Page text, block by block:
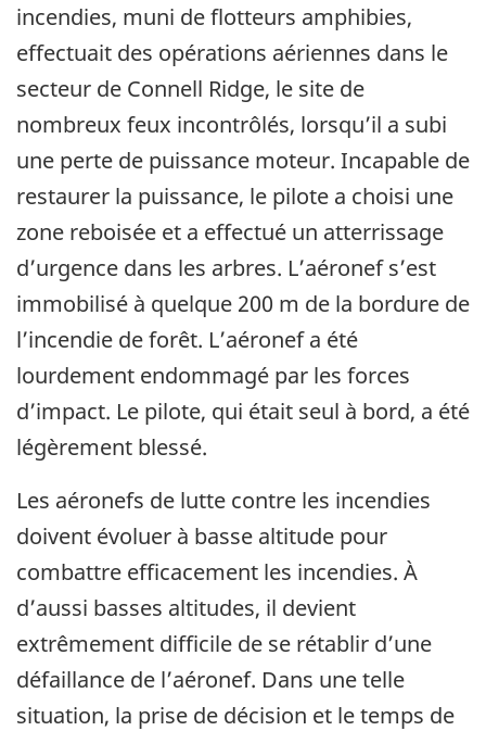
incendies, muni de flotteurs amphibies,
effectuait des opérations aériennes dans le
secteur de Connell Ridge, le site de
nombreux feux incontrôlés, lorsqu’il a subi
une perte de puissance moteur. Incapable de
restaurer la puissance, le pilote a choisi une
zone reboisée et a effectué un atterrissage
d’urgence dans les arbres. L’aéronef s’est
immobilisé à quelque 200 m de la bordure de
l’incendie de forêt. L’aéronef a été
lourdement endommagé par les forces
d’impact. Le pilote, qui était seul à bord, a été
légèrement blessé.
Les aéronefs de lutte contre les incendies
doivent évoluer à basse altitude pour
combattre efficacement les incendies. À
d’aussi basses altitudes, il devient
extrêmement difficile de se rétablir d’une
défaillance de l’aéronef. Dans une telle
situation, la prise de décision et le temps de